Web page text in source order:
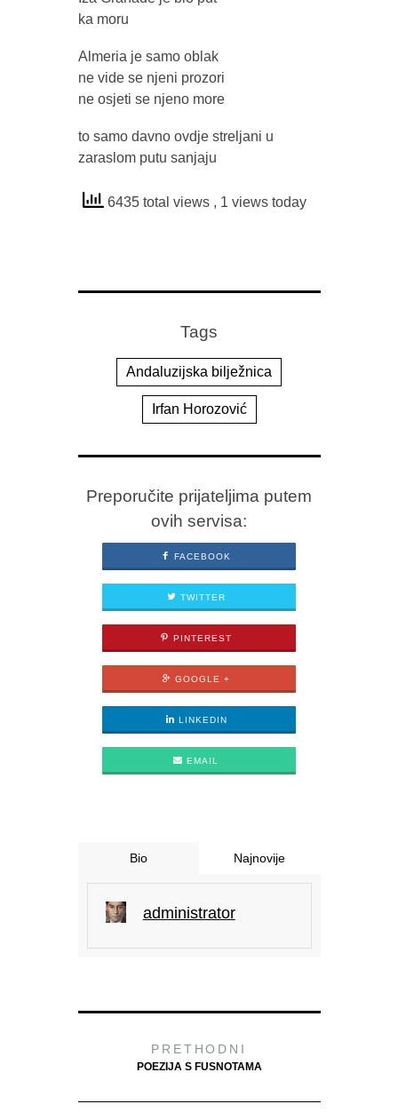
ka moru
Almeria je samo oblak
ne vide se njeni prozori
ne osjeti se njeno more
to samo davno ovdje streljani u
zaraslom putu sanjaju
6435 total views , 1 views today
Tags
Andaluzijska bilježnica
Irfan Horozović
Preporučite prijateljima putem
ovih servisa:
FACEBOOK
TWITTER
PINTEREST
GOOGLE +
LINKEDIN
EMAIL
Bio Najnovije
administrator
PRETHODNI
POEZIJA S FUSNOTAMA